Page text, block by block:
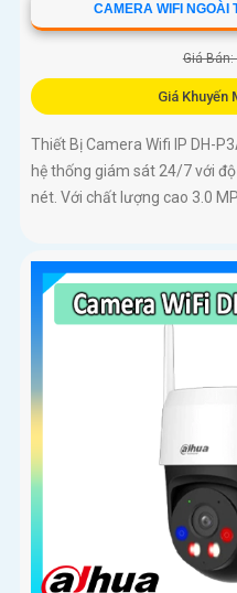
CAMERA WIFI NGOÀI
Giá
Giá Khuyến
Thiết Bị Camera Wifi IP DH-
hệ thống giám sát 24/7 với
nét. Với chất lượng cao 3.0